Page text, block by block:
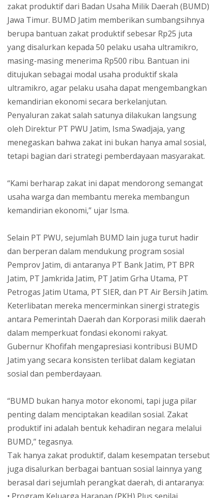
zakat produktif dari Badan Usaha Milik Daerah (BUMD)
Jawa Timur. BUMD Jatim memberikan sumbangsihnya
berupa bantuan zakat produktif sebesar Rp25 juta
yang disalurkan kepada 50 pelaku usaha ultramikro,
masing-masing menerima Rp500 ribu. Bantuan ini
ditujukan sebagai modal usaha produktif skala
ultramikro, agar pelaku usaha dapat mengembangkan
kemandirian ekonomi secara berkelanjutan.
Penyaluran zakat salah satunya dilakukan langsung
oleh Direktur PT PWU Jatim, Isma Swadjaja, yang
menegaskan bahwa zakat ini bukan hanya amal sosial,
tetapi bagian dari strategi pemberdayaan masyarakat.
“Kami berharap zakat ini dapat mendorong semangat
usaha warga dan membantu mereka membangun
kemandirian ekonomi,” ujar Isma.
Selain PT PWU, sejumlah BUMD lain juga turut hadir
dan berperan dalam mendukung program sosial
Pemprov Jatim, di antaranya PT Bank Jatim, PT BPR
Jatim, PT Jamkrida Jatim, PT Jatim Grha Utama, PT
Petrogas Jatim Utama, PT SIER, dan PT Air Bersih Jatim.
Keterlibatan mereka mencerminkan sinergi strategis
antara Pemerintah Daerah dan Korporasi milik daerah
dalam memperkuat fondasi ekonomi rakyat.
Gubernur Khofifah mengapresiasi kontribusi BUMD
Jatim yang secara konsisten terlibat dalam kegiatan
sosial dan pemberdayaan.
“BUMD bukan hanya motor ekonomi, tapi juga pilar
penting dalam menciptakan keadilan sosial. Zakat
produktif ini adalah bentuk kehadiran negara melalui
BUMD,” tegasnya.
Tak hanya zakat produktif, dalam kesempatan tersebut
juga disalurkan berbagai bantuan sosial lainnya yang
berasal dari sejumlah perangkat daerah, di antaranya: